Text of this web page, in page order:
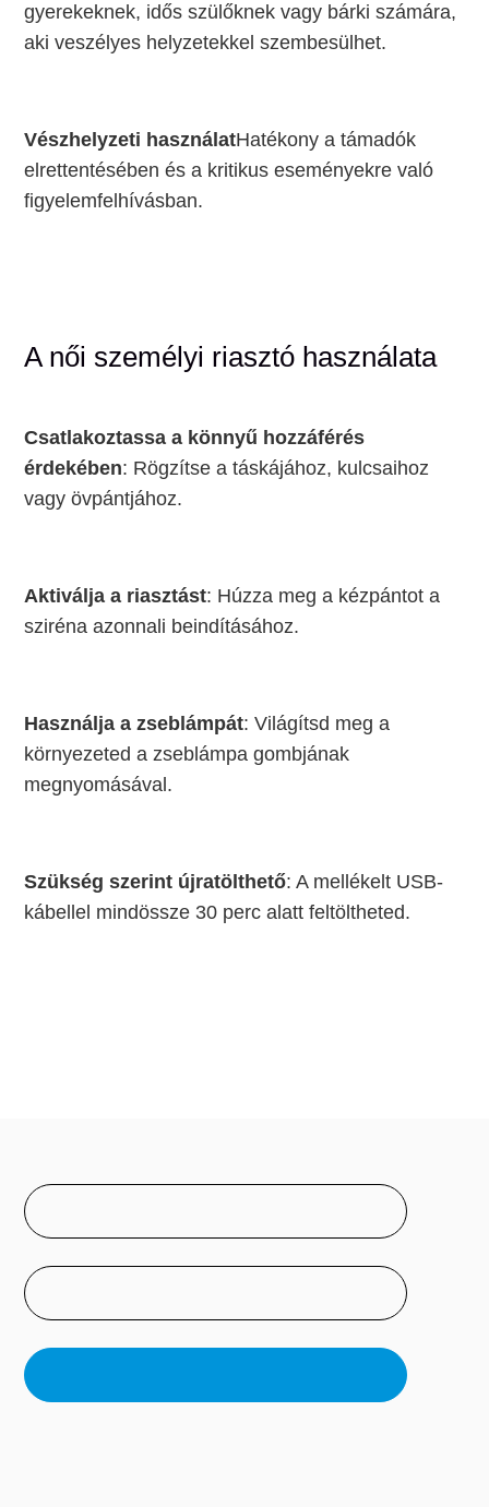
gyerekeknek, idős szülőknek vagy bárki számára,
aki veszélyes helyzetekkel szembesülhet.
Vészhelyzeti használatHatékony a támadók
elrettentésében és a kritikus eseményekre való
figyelemfelhívásban.
A női személyi riasztó használata
Csatlakoztassa a könnyű hozzáférés
érdekében: Rögzítse a táskájához, kulcsaihoz
vagy övpántjához.
Aktiválja a riasztást: Húzza meg a kézpántot a
sziréna azonnali beindításához.
Használja a zseblámpát: Világítsd meg a
környezeted a zseblámpa gombjának
megnyomásával.
Szükség szerint újratölthető: A mellékelt USB-
kábellel mindössze 30 perc alatt feltöltheted.